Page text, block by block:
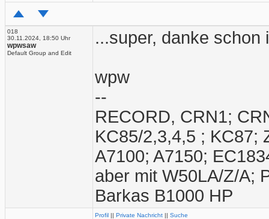
018
30.11.2024, 18:50 Uhr
wpwsaw
Default Group and Edit
...super, danke schon
wpw
--
RECORD, CRN1;
KC85/2,3,4,5 ; KC87;
A7100; A7150;
aber mit W50LA/Z/A;
Barkas B1000 HP
Profil || Private Nachricht || Suche